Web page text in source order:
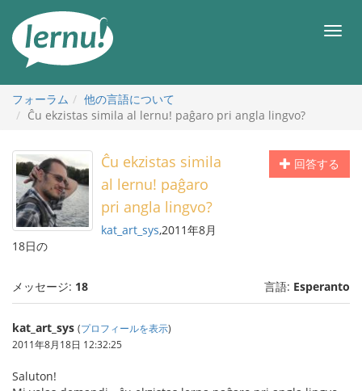
メ
フォーラム
他の言語について
Ĉu ekzistas simila al lernu! paĝaro pri angla lingvo?
回答する
Ĉu ekzistas simila
al lernu! paĝaro
pri angla lingvo?
kat_art_sys,2011年8月
18日の
メッセージ: 18 言語: Esperanto
kat_art_sys (プロフィールを表示)
2011年8月18日 12:32:25
Saluton!